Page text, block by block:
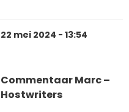
22 mei 2024 - 13:54
Commentaar Marc –
Hostwriters